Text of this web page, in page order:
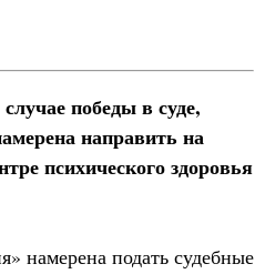
победы в суде,
направить на
психического здоровья
намерена подать судебные